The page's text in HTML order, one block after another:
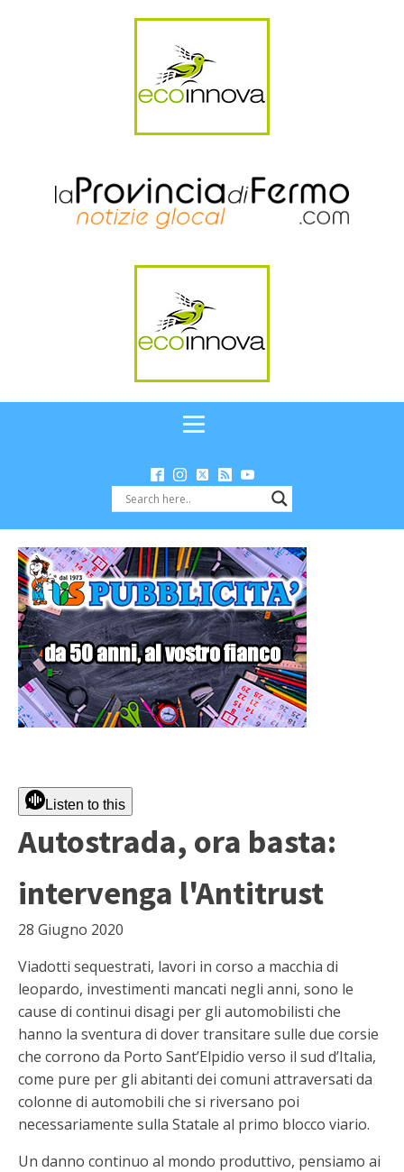
Listen to this
Autostrada, ora basta:
intervenga l'Antitrust
28 Giugno 2020
Viadotti sequestrati, lavori in corso a macchia di
leopardo, investimenti mancati negli anni, sono le
cause di continui disagi per gli automobilisti che
hanno la sventura di dover transitare sulle due corsie
che corrono da Porto Sant’Elpidio verso il sud d’Italia,
come pure per gli abitanti dei comuni attraversati da
colonne di automobili che si riversano poi
necessariamente sulla Statale al primo blocco viario.
Un danno continuo al mondo produttivo, pensiamo ai